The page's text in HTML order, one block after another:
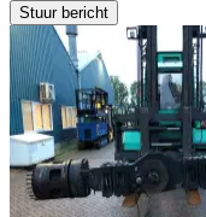
Stuur bericht